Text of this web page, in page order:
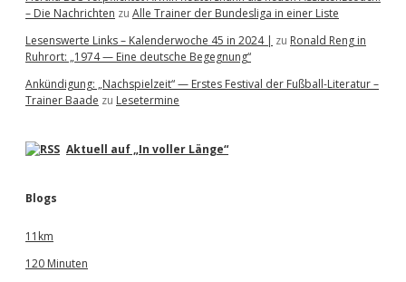
– Die Nachrichten zu Alle Trainer der Bundesliga in einer Liste
Lesenswerte Links – Kalenderwoche 45 in 2024 | zu Ronald Reng in
Ruhrort: „1974 — Eine deutsche Begegnung“
Ankündigung: „Nachspielzeit“ — Erstes Festival der Fußball-Literatur –
Trainer Baade zu Lesetermine
Aktuell auf „In voller Länge“
Blogs
11km
120 Minuten